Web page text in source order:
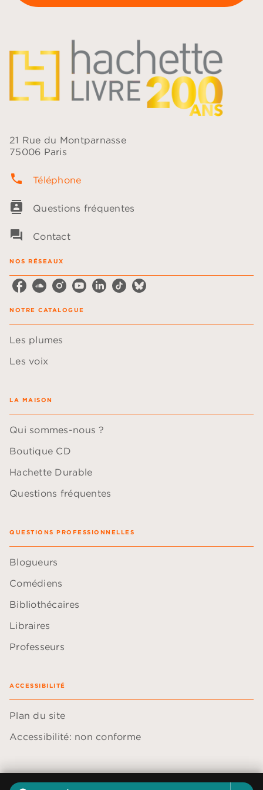
21 Rue du Montparnasse
75006 Paris
phone Téléphone
contacts Questions fréquentes
question_answer Contact
NOS RÉSEAUX
NOTRE CATALOGUE
Les plumes
Les voix
LA MAISON
Qui sommes-nous ?
Boutique CD
Hachette Durable
Questions fréquentes
QUESTIONS PROFESSIONNELLES
Blogueurs
Comédiens
Bibliothécaires
Libraires
Professeurs
ACCESSIBILITÉ
Plan du site
Accessibilité: non conforme